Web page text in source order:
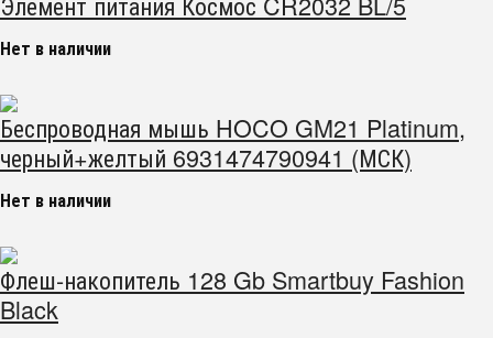
Нет в наличии
Беспроводная мышь HOCO GM21 Platinum,
черный+желтый 6931474790941 (МСК)
Нет в наличии
Флеш-накопитель 128 Gb Smartbuy Fashion
Black